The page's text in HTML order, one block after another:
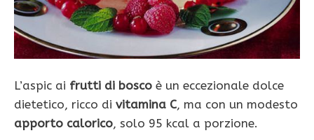
L’aspic ai frutti di bosco è un eccezionale dolce
dietetico, ricco di vitamina C, ma con un modesto
apporto calorico, solo 95 kcal a porzione.